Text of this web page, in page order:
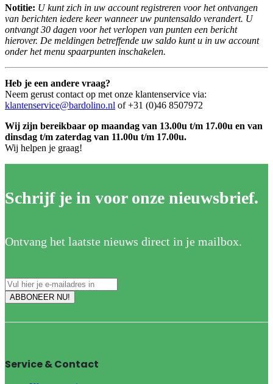
Notitie: U kunt zich in uw account registreren voor het ontvangen
van berichten iedere keer wanneer uw puntensaldo verandert. U
ontvangt 30 dagen voor het verlopen van punten een bericht
hierover. De meldingen betreffende uw saldo kunt u in uw account
onder het menu spaarpunten inschakelen.
Heb je een andere vraag?
Neem gerust contact op met onze klantenservice via:
klantenservice@bardolino.nl of +31 (0)46 8507972
Wij zijn bereikbaar op maandag van 13.00u t/m 17.00u en van
dinsdag t/m zaterdag van 11.00u t/m 17.00u.
Wij helpen je graag!
Schrijf je in voor onze nieuwsbrief.
Ontvang het laatste nieuws direct in je mailbox.
Service & Contact